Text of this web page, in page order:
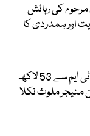
مرحوم کی رہائش
اور ہمدردی کا
کراچی: نجی بینک کے اے ٹی ایم سے 53 لاکھ
منیجر ملوث نکلا